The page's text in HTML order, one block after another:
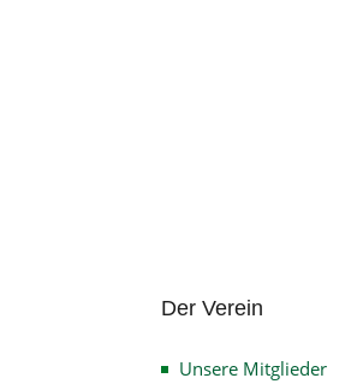
Der Verein
Unsere Mitglieder